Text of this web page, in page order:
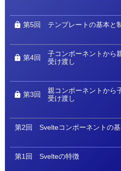
第5回 テンプレートの基本と
第4回
子コンポーネントから
受け渡し
第3回
親コンポーネントから
受け渡し
第2回 Svelteコンポーネントの
第1回 Svelteの特徴